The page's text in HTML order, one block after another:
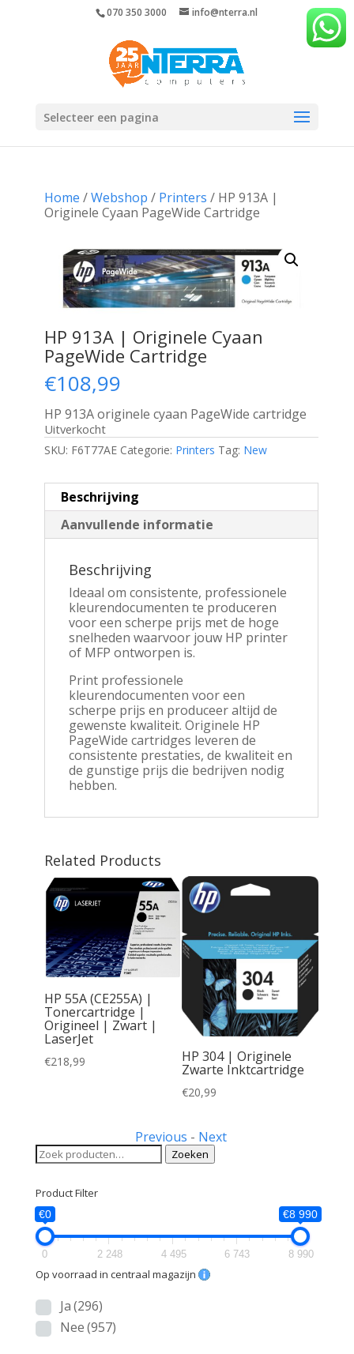
070 350 3000 info@nterra.nl
Selecteer een pagina
Home /Webshop / Printers / HP 913A |
Originele Cyaan PageWide Cartridge
HP 913A | Originele Cyaan
PageWide Cartridge
€108,99
HP 913A originele cyaan PageWide cartridge
Uitverkocht
SKU: F6T77AE Categorie: Printers Tag: New
Beschrijving
Aanvullende informatie
Beschrijving
Ideaal om consistente, professionele
kleurendocumenten te produceren
voor een scherpe prijs met de hoge
snelheden waarvoor jouw HP printer
of MFP ontworpen is.
Print professionele
kleurendocumenten voor een
scherpe prijs en produceer altijd de
gewenste kwaliteit. Originele HP
PageWide cartridges leveren de
consistente prestaties, de kwaliteit en
de gunstige prijs die bedrijven nodig
hebben.
Related Products
HP 55A (CE255A) |
Tonercartridge |
Origineel | Zwart |
LaserJet
€218,99 HP 304 | Originele
Zwarte Inktcartridge
€20,99
Previous - Next
Zoeken
naar:
Zoeken
Product Filter
€0 €8 990
0 2 248 4 495 6 743 8 990
Op voorraad in centraal magazijn
Ja(296)
Nee(957)